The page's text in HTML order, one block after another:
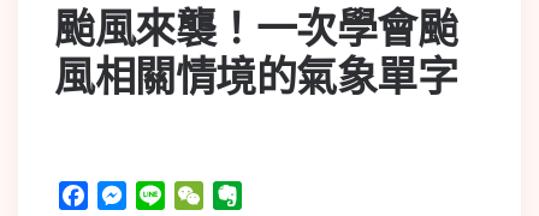
颱風來襲！一次學會颱
風相關情境的氣象單字
FacebookMessenger
Line WeChat